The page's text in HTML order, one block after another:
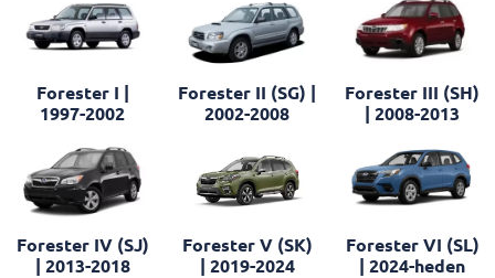
Forester I |
1997-2002
Forester II (SG) |
2002-2008
Forester III (SH)
| 2008-2013
Forester IV (SJ)
| 2013-2018
Forester V (SK)
| 2019-2024
Forester VI (SL)
| 2024-heden